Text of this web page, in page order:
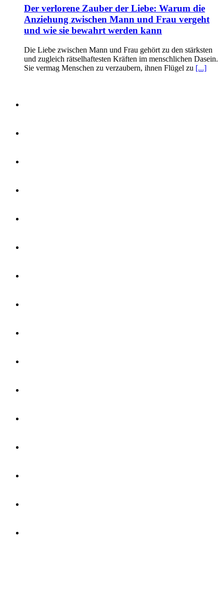
Der verlorene Zauber der Liebe: Warum die
Anziehung zwischen Mann und Frau vergeht
und wie sie bewahrt werden kann
Die Liebe zwischen Mann und Frau gehört zu den stärksten
und zugleich rätselhaftesten Kräften im menschlichen Dasein.
Sie vermag Menschen zu verzaubern, ihnen Flügel zu [...]